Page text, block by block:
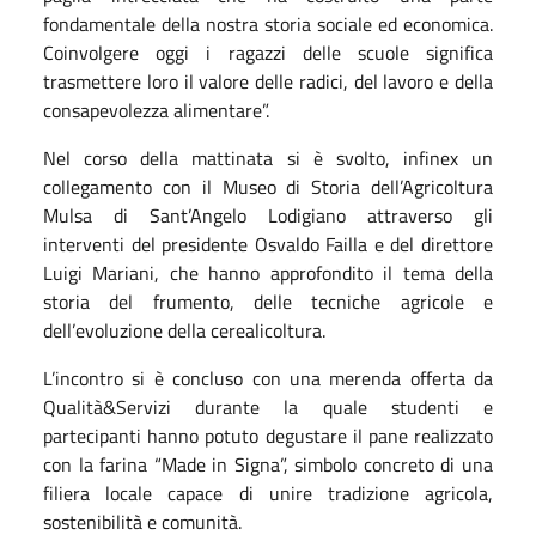
fondamentale della nostra storia sociale ed economica.
Coinvolgere oggi i ragazzi delle scuole significa
trasmettere loro il valore delle radici, del lavoro e della
consapevolezza alimentare”.
Nel corso della mattinata si è svolto, infinex un
collegamento con il Museo di Storia dell’Agricoltura
Mulsa di Sant’Angelo Lodigiano attraverso gli
interventi del presidente Osvaldo Failla e del direttore
Luigi Mariani, che hanno approfondito il tema della
storia del frumento, delle tecniche agricole e
dell’evoluzione della cerealicoltura.
L’incontro si è concluso con una merenda offerta da
Qualità&Servizi durante la quale studenti e
partecipanti hanno potuto degustare il pane realizzato
con la farina “Made in Signa”, simbolo concreto di una
filiera locale capace di unire tradizione agricola,
sostenibilità e comunità.